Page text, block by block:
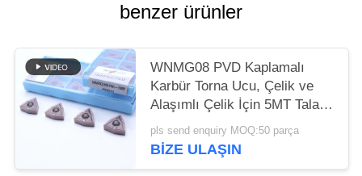
benzer ürünler
WNMG08 PVD Kaplamalı
Karbür Torna Ucu, Çelik ve
Alaşımlı Çelik İçin 5MT Talaş
Kırıcı ile
pls send enquiry MOQ:50 parça
BIZE ULAŞIN